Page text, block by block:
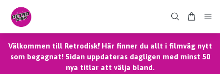
Välkommen till Retrodisk! Här finner du allt i filmväg nytt
som begagnat! Sidan uppdateras dagligen med minst 50
nya titlar att välja bland.